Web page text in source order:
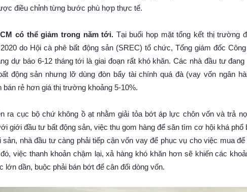
điều chỉnh từng bước phù hợp thực tế.
có thể giảm trong năm tới. Tại buổi họp mặt tổng kết thị trường
do Hội cà phê bất động sản (SREC) tổ chức, Tổng giám đốc
dự báo 6-12 tháng tới là giai đoạn rất khó khăn. Các nhà đầu tư đang
động sản nhưng lỡ dùng đòn bẩy tài chính quá đà (vay vốn ngân
rẻ hơn giá thị trường khoảng 5-10%.
ra cục bộ chứ không ồ ạt nhằm giải tỏa bớt áp lực chôn vốn và trả
giới đầu tư bất động sản, việc thu gom hàng để săn tìm cơ hội khá phổ
sản, nhà đầu tư càng phải tiếp cận vốn vay để phục vụ cho việc mua
việc thanh khoản chậm lại, xả hàng khó khăn hơn sẽ khiến các
lớn dần, buộc phải bán bớt để cân đối dòng vốn.